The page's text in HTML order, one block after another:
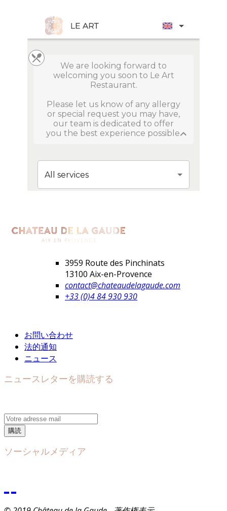
3959 Route des Pinchinats
13100 Aix-en-Provence
contact@chateaudelagaude.com
+33 (0)4 84 930 930
お問い合わせ
法的通知
ニュース
ニュースレターを購読する
購読
ソーシャルメディア